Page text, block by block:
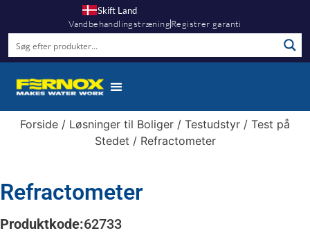
Skift Land
VandbehandlingstræningRegistrer garanti
Forside / Løsninger til Boliger / Testudstyr / Test på
Stedet / Refractometer
Refractometer
Produktkode:62733